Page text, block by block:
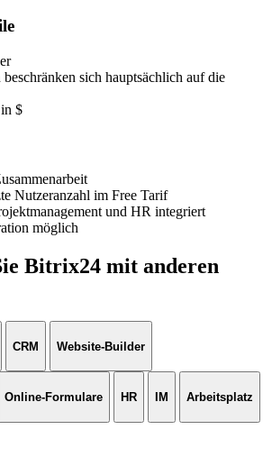
sich hauptsächlich auf die
$
Nutzeranzahl im Free Tarif
und HR integriert
möglich
Bitrix24 mit anderen
CRM Website-Builder
Online-Formulare HR IM Arbeitsplatz